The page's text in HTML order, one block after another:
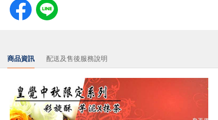
商品資訊 配送及售後服務說明